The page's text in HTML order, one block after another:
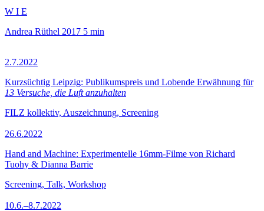
W I E
Andrea Rüthel 2017 5 min
2.7.2022
Kurzsüchtig Leipzig: Publikumspreis und Lobende Erwähnung für
13 Versuche, die Luft anzuhalten
FILZ kollektiv, Auszeichnung, Screening
26.6.2022
Hand and Machine: Experimentelle 16mm-Filme von Richard
Tuohy & Dianna Barrie
Screening, Talk, Workshop
10.6.–8.7.2022